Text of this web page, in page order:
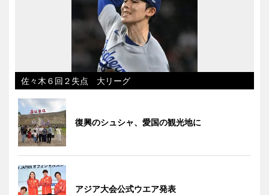
佐々木６回２失点 大リーグ
復興のシュシャ、愛国の観光地に
アジア大会公式ウエア発表